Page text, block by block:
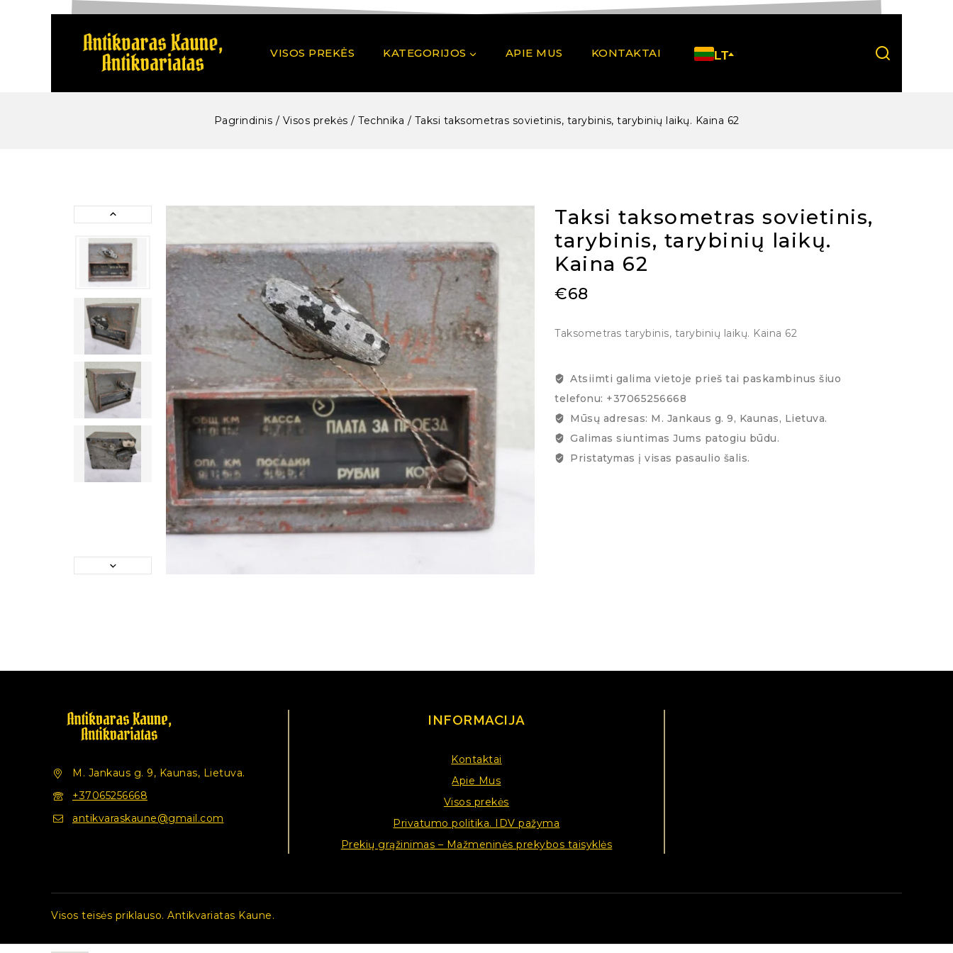
VISOS PREKĖS KATEGORIJOS APIE MUS KONTAKTAI LT
Pagrindinis / Visos prekės / Technika / Taksi taksometras sovietinis, tarybinis, tarybinių laikų. Kaina 62
Taksi taksometras sovietinis,
tarybinis, tarybinių laikų.
Kaina 62
€68
Taksometras tarybinis, tarybinių laikų. Kaina 62
Atsiimti galima vietoje prieš tai paskambinus šiuo
telefonu: +37065256668
Mūsų adresas: M. Jankaus g. 9, Kaunas, Lietuva.
Galimas siuntimas Jums patogiu būdu.
Pristatymas į visas pasaulio šalis.
M. Jankaus g. 9, Kaunas, Lietuva.
+37065256668
antikvaraskaune@gmail.com
INFORMACIJA
Kontaktai
Apie Mus
Visos prekės
Privatumo politika. IDV pažyma
Prekių grąžinimas – Mažmeninės prekybos taisyklės
Visos teisės priklauso. Antikvariatas Kaune.